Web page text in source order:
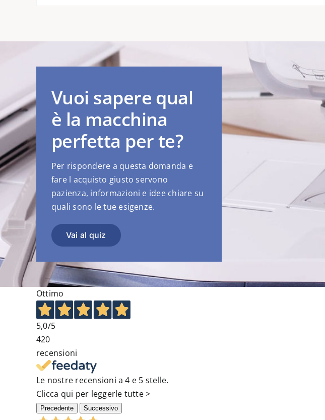
Vuoi sapere qual
è la macchina
perfetta per te?
Per rispondere a questa domanda e
fare l acquisto giusto servono
pazienza, informazioni e idee chiare su
quali sono le tue esigenze.
Vai al quiz
Ottimo
5,0/5
420
recensioni
Le nostre recensioni a 4 e 5 stelle.
Clicca qui per leggerle tutte >
Precedente Successivo